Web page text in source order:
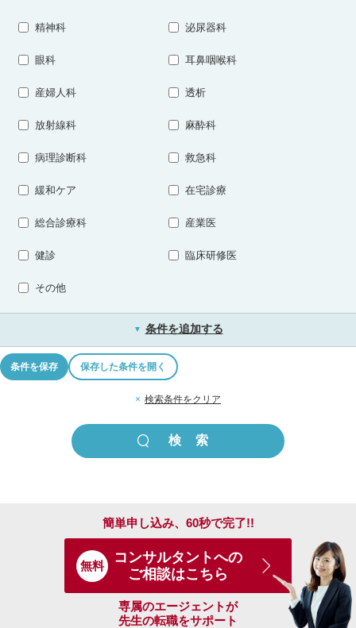
精神科 泌尿器科
眼科 耳鼻咽喉科
産婦人科 透析
放射線科 麻酔科
病理診断科 救急科
緩和ケア 在宅診療
総合診療科 産業医
健診 臨床研修医
その他
▼ 条件を追加する
条件を保存 保存した条件を開く
× 検索条件をクリア
簡単申し込み、60秒で完了!!
無料
コンサルタントへの
ご相談はこちら
専属のエージェントが
先生の転職をサポート